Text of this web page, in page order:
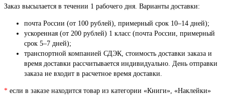
Заказ высылается в течении 1 рабочего дня. Варианты доставки:
почта России (от 100 рублей), примерный срок 10–14 дней);
ускоренная (от 200 рублей) 1 класс (почта России, примерный
срок 5–7 дней);
транспортной компанией СДЭК, стоимость доставки заказа и
время доставки рассчитывается индивидуально. День отправки
заказа не входит в расчетное время доставки.
* если в заказе находится товар из категории «Книги», «Наклейки»